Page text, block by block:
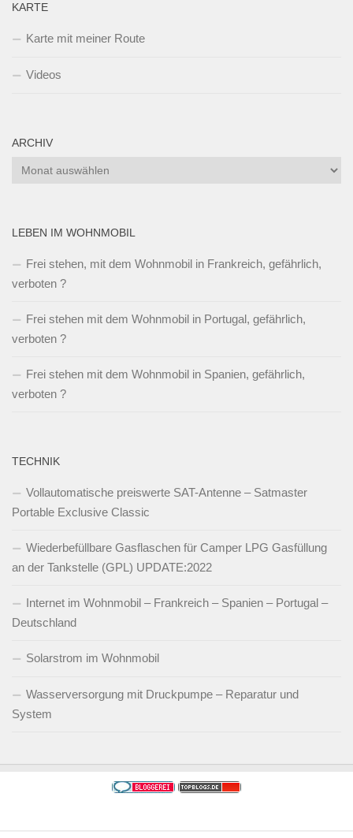
KARTE
Karte mit meiner Route
Videos
ARCHIV
Archiv
LEBEN IM WOHNMOBIL
Frei stehen, mit dem Wohnmobil in Frankreich, gefährlich,
verboten ?
Frei stehen mit dem Wohnmobil in Portugal, gefährlich,
verboten ?
Frei stehen mit dem Wohnmobil in Spanien, gefährlich,
verboten ?
TECHNIK
Vollautomatische preiswerte SAT-Antenne – Satmaster
Portable Exclusive Classic
Wiederbefüllbare Gasflaschen für Camper LPG Gasfüllung
an der Tankstelle (GPL) UPDATE:2022
Internet im Wohnmobil – Frankreich – Spanien – Portugal –
Deutschland
Solarstrom im Wohnmobil
Wasserversorgung mit Druckpumpe – Reparatur und
System